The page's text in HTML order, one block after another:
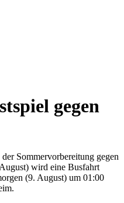
gegen
Sommervorbereitung gegen
wird eine Busfahrt
(9. August) um 01:00